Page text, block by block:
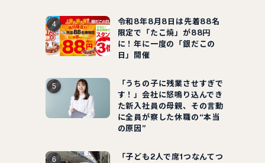
令和8年8月8日は先着88名
限定で「たこ焼」が88円
に！年に一度の「銀だこの
日」開催
「うちの子に残業させすぎで
す！」会社に怒鳴り込んでき
た新入社員の母親、その言動
に全員が察した休職の“本当
の原因”
「子ども2人で席1つなんてつ